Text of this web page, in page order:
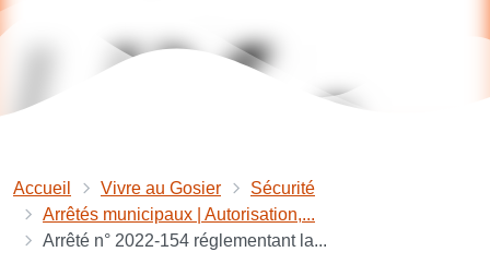
Accueil Vivre au Gosier
Sécurité
Arrêtés municipaux | Autorisation,...
Arrêté n° 2022-154 réglementant la...